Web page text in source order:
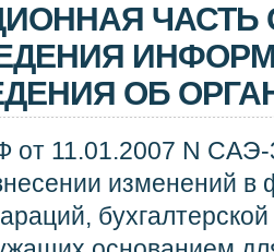
ЧАСТЬ
ОБ
11.01.2007 N САЭ-
изменений в